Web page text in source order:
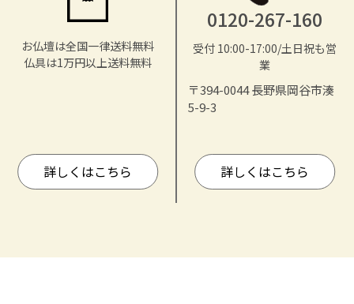
お仏壇は全国一律送料無料
仏具は1万円以上送料無料
詳しくはこちら
0120-267-160
受付 10:00-17:00/土日祝も営
業
〒394-0044 長野県岡谷市湊
5-9-3
詳しくはこちら